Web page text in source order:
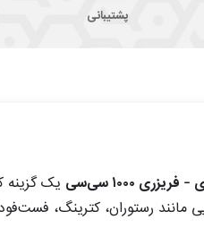
پشتیبانی
۱۰۰۰ سی‌سی
یک
رستوران، کترینگ، فست‌فود